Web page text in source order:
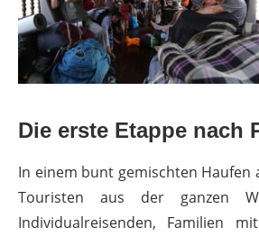
Die erste Etappe nach
In einem bunt gemischten Haufen
Touristen aus der ganzen
Individualreisenden, Familien